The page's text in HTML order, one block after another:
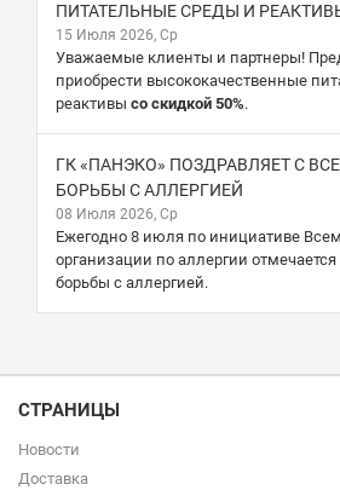
ПИТАТЕЛЬНЫЕ СРЕДЫ И
15 Июля 2026, Ср
Уважаемые клиенты и партнеры!
приобрести высококачественные
реактивы со скидкой 50%.
ГК «ПАНЭКО» ПОЗДРАВЛЯЕТ С
БОРЬБЫ С АЛЛЕРГИЕЙ
08 Июля 2026, Ср
Ежегодно 8 июля по инициативе
организации по аллергии
борьбы с аллергией.
СТРАНИЦЫ
Новости
Доставка